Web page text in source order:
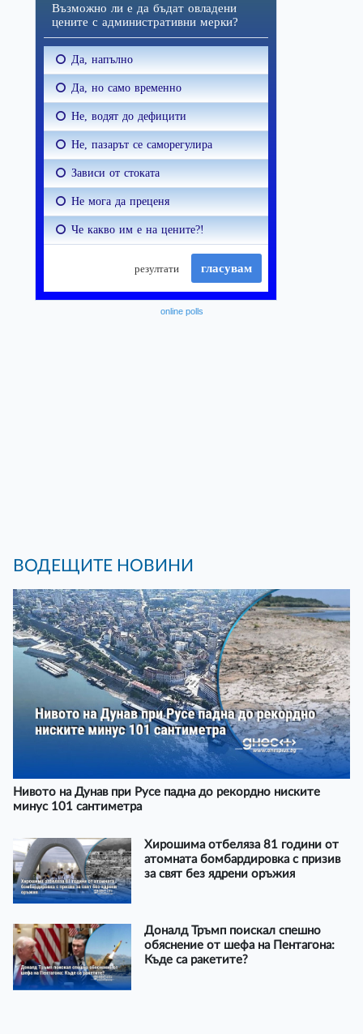
online polls
ВОДЕЩИТЕ НОВИНИ
Нивото на Дунав при Русе падна до рекордно ниските
минус 101 сантиметра
Хирошима отбеляза 81 години от
атомната бомбардировка с призив
за свят без ядрени оръжия
Доналд Тръмп поискал спешно
обяснение от шефа на Пентагона:
Къде са ракетите?